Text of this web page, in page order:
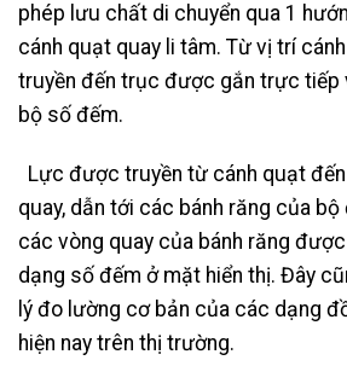
phép lưu chất di chuyển qua 1
cánh quạt quay li tâm. Từ vị trí
truyền đến trục được gắn trực tiếp
bộ số đếm.
Lực được truyền từ cánh quạt
quay, dẫn tới các bánh răng của bộ
các vòng quay của bánh răng
dạng số đếm ở mặt hiển thị. Đây
lý đo lường cơ bản của các dạng
hiện nay trên thị trường.